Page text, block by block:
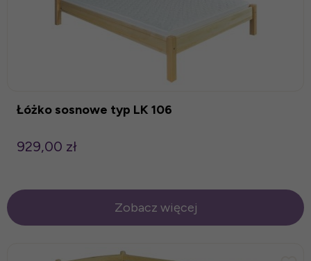
Łóżko sosnowe typ LK 106
929,00 zł
Zobacz więcej